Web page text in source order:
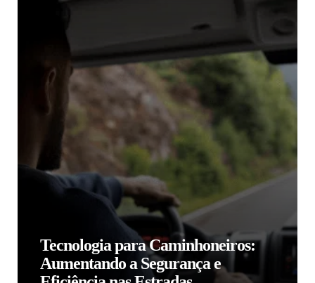
Tecnologia para Caminhoneiros:
Aumentando a Segurança e